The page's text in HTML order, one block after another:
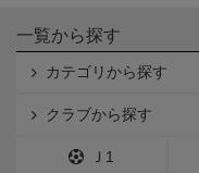
一覧から探す
カテゴリから探す
クラブから探す
Ｊ1